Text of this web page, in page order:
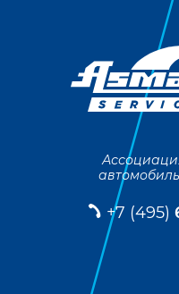
+7 (495)